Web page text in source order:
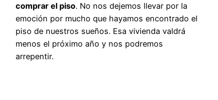
comprar el piso. No nos dejemos llevar por la
emoción por mucho que hayamos encontrado el
piso de nuestros sueños. Esa vivienda valdrá
menos el próximo año y nos podremos
arrepentir.